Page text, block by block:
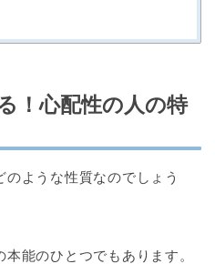
！心配性の人の特
ような性質なのでしょう
能のひとつでもあります。